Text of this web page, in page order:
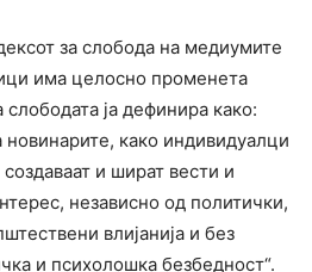
за слобода на медиумите
има целосно променета
слободата ја дефинира како:
како индивидуалци
и шират вести и
независно од политички,
влијанија и без
и психолошка безбедност“.